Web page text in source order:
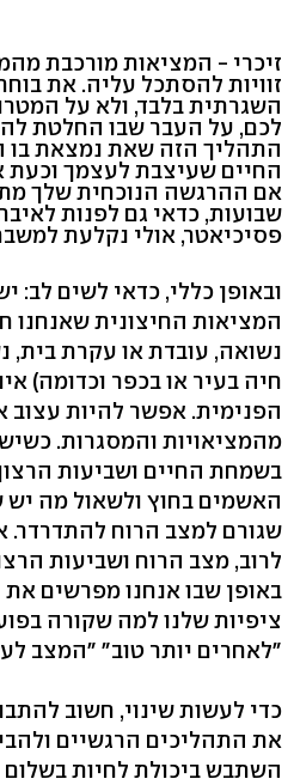
זיכרי - המציאות מורכבת
זוויות להסתכל עליה. את
השגרתית בלבד, ולא על
לכם, על העבר שבו החלטת
התהליך הזה שאת נמצאת בו
החיים שעיצבת לעצמך
אם ההרגשה הנוכחית שלך
שבועות, כדאי גם לפנות
פסיכיאטר, אולי נקלעת
ובאופן כללי, כדאי לשים לב:
המציאות החיצונית שאנחנו
נשואה, עובדת או עקרת בית,
חיה בעיר או בכפר וכדומה)
הפנימית. אפשר להיות
מהמציאויות והמסגרות.
בשמחת החיים ושביעות
האשמים בחוץ ולשאול מה יש
שגורם למצב הרוח להתדרדר.
לרוב, מצב הרוח ושביעות
באופן שבו אנחנו מפרשים את
ציפיות שלנו למה שקורה
"לאחרים יותר טוב" "המצב
כדי לעשות שינוי, חשוב
את התהליכים הרגשיים
השתבש ביכולת לחיות